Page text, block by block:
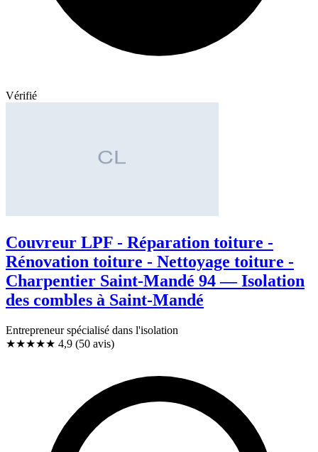
Vérifié
Couvreur LPF - Réparation toiture -
Rénovation toiture - Nettoyage toiture -
Charpentier Saint-Mandé 94 — Isolation
des combles à Saint-Mandé
Entrepreneur spécialisé dans l'isolation
★★★★★ 4,9 (50 avis)